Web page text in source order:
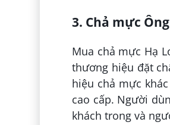
3. Chả mực
Mua chả mực Hạ
thương hiệu đặt
hiệu chả mực
cao cấp. Người
khách trong và